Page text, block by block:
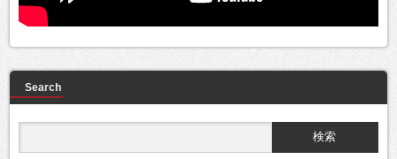
Search